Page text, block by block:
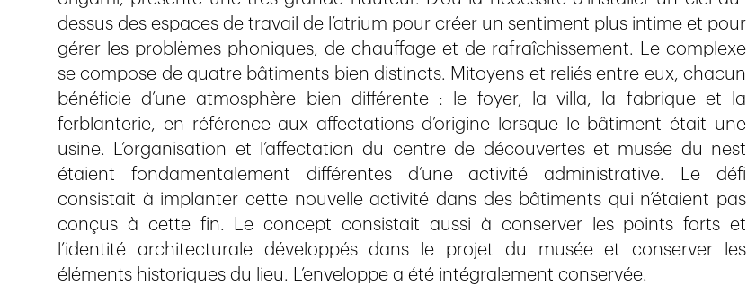
dessus des espaces de travail de l’atrium pour créer un sentiment plus intime et pour
gérer les problèmes phoniques, de chauffage et de rafraîchissement. Le complexe
se compose de quatre bâtiments bien distincts. Mitoyens et reliés entre eux, chacun
bénéficie d’une atmosphère bien différente : le foyer, la villa, la fabrique et la
ferblanterie, en référence aux affectations d’origine lorsque le bâtiment était une
usine. L’organisation et l’affectation du centre de découvertes et musée du nest
étaient fondamentalement différentes d’une activité administrative. Le défi
consistait à implanter cette nouvelle activité dans des bâtiments qui n’étaient pas
conçus à cette fin. Le concept consistait aussi à conserver les points forts et
l’identité architecturale développés dans le projet du musée et conserver les
éléments historiques du lieu. L’enveloppe a été intégralement conservée.